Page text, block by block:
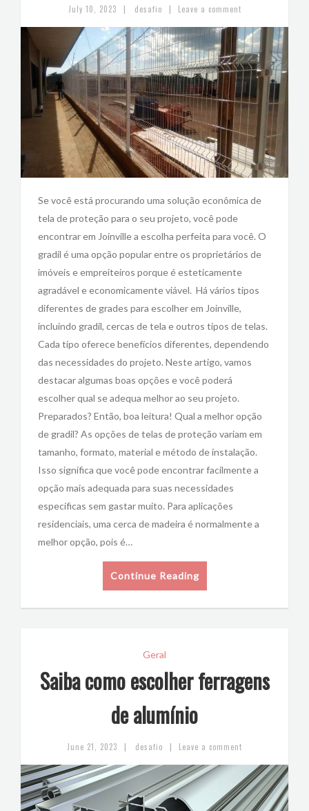
July 10, 2023 | desafio | Leave a comment
Se você está procurando uma solução econômica de
tela de proteção para o seu projeto, você pode
encontrar em Joinville a escolha perfeita para você. O
gradil é uma opção popular entre os proprietários de
imóveis e empreiteiros porque é esteticamente
agradável e economicamente viável. Há vários tipos
diferentes de grades para escolher em Joinville,
incluindo gradil, cercas de tela e outros tipos de telas.
Cada tipo oferece benefícios diferentes, dependendo
das necessidades do projeto. Neste artigo, vamos
destacar algumas boas opções e você poderá
escolher qual se adequa melhor ao seu projeto.
Preparados? Então, boa leitura! Qual a melhor opção
de gradil? As opções de telas de proteção variam em
tamanho, formato, material e método de instalação.
Isso significa que você pode encontrar facilmente a
opção mais adequada para suas necessidades
específicas sem gastar muito. Para aplicações
residenciais, uma cerca de madeira é normalmente a
melhor opção, pois é…
Continue Reading
Geral
Saiba como escolher ferragens
de alumínio
June 21, 2023 | desafio | Leave a comment